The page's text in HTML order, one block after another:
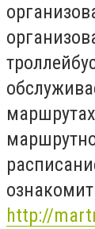
http://